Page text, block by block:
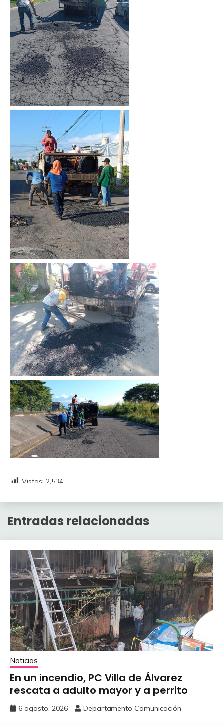
Vistas: 2,534
Entradas relacionadas
Noticias
En un incendio, PC Villa de Álvarez
‎rescata a adulto mayor y a perrito
6 agosto, 2026 Departamento Comunicación